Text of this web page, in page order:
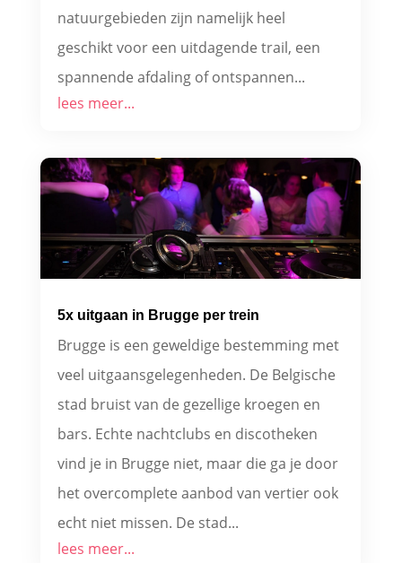
natuurgebieden zijn namelijk heel
geschikt voor een uitdagende trail, een
spannende afdaling of ontspannen...
lees meer...
5x uitgaan in Brugge per trein
Brugge is een geweldige bestemming met
veel uitgaansgelegenheden. De Belgische
stad bruist van de gezellige kroegen en
bars. Echte nachtclubs en discotheken
vind je in Brugge niet, maar die ga je door
het overcomplete aanbod van vertier ook
echt niet missen. De stad...
lees meer...